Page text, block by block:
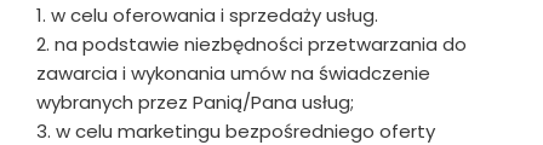
1. w celu oferowania i sprzedaży usług.
2. na podstawie niezbędności przetwarzania do
zawarcia i wykonania umów na świadczenie
wybranych przez Panią/Pana usług;
3. w celu marketingu bezpośredniego oferty